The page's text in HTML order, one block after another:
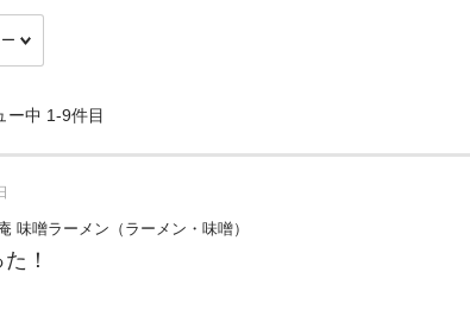
ー中 1-9件目
味噌ラーメン（ラーメン・味噌）
！